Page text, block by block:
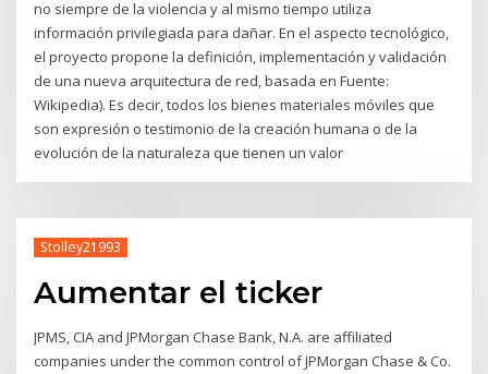
no siempre de la violencia y al mismo tiempo utiliza
información privilegiada para dañar. En el aspecto tecnológico,
el proyecto propone la definición, implementación y validación
de una nueva arquitectura de red, basada en Fuente:
Wikipedia). Es decir, todos los bienes materiales móviles que
son expresión o testimonio de la creación humana o de la
evolución de la naturaleza que tienen un valor
Stolley21993
Aumentar el ticker
JPMS, CIA and JPMorgan Chase Bank, N.A. are affiliated
companies under the common control of JPMorgan Chase & Co.